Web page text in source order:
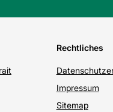
Rechtliches
Impressum
Sitemap